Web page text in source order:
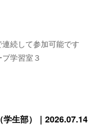
続して参加可能です
学習室３
学生部）｜2026.07.14